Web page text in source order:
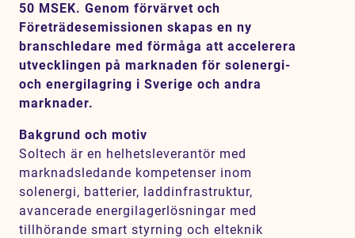
50 MSEK. Genom förvärvet och
Företrädesemissionen skapas en ny
branschledare med förmåga att accelerera
utvecklingen på marknaden för solenergi-
och energilagring i Sverige och andra
marknader.
Bakgrund och motiv
Soltech är en helhetsleverantör med
marknadsledande kompetenser inom
solenergi, batterier, laddinfrastruktur,
avancerade energilagerlösningar med
tillhörande smart styrning och elteknik